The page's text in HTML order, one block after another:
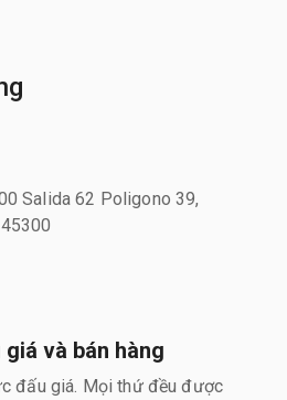
Salida 62 Poligono 39,
và bán hàng
đấu giá. Mọi thứ đều được